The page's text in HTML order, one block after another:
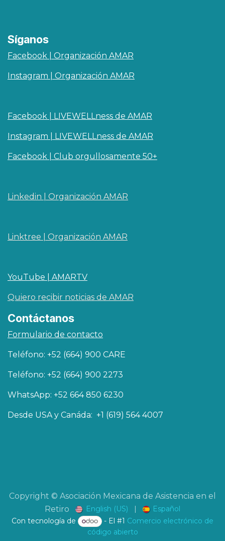
Síganos
Facebook | Organización AMAR
Instagram | Organización AMAR
Facebook | LIVEWELLness de AMAR
Instagram | LIVEWELLness de AMAR
Facebook | Club orgullosamente 50+
Linkedin | O​rganización AMAR
Linktree | Organización AMAR
YouTube | AMARTV
Quiero recibir noticias de AMAR
Contáctanos
Formulario de contacto
Teléfono: +52 (664) 900 CARE
Teléfono: +52 (664) 900 2273
WhatsApp: +52 664 850 6230
Desde USA y Canáda: +1 (619) 564 4007
Copyright © Asociación Mexicana de Asistencia en el
Retiro
English (US) |
Español
Con tecnología de
- El #1 Comercio electrónico de
código abierto